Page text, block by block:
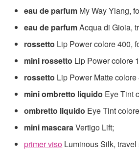
eau de parfum My Way Ylang,
eau de parfumAcqua di Gioia,
rossetto Lip Power colore 400,
mini rossetto Lip Power colore
rossetto Lip Power Matte
mini ombretto liquido Eye Tint
ombretto liquido Eye Tint
mini mascaraVertigo Lift;
primer viso Luminous Silk, travel